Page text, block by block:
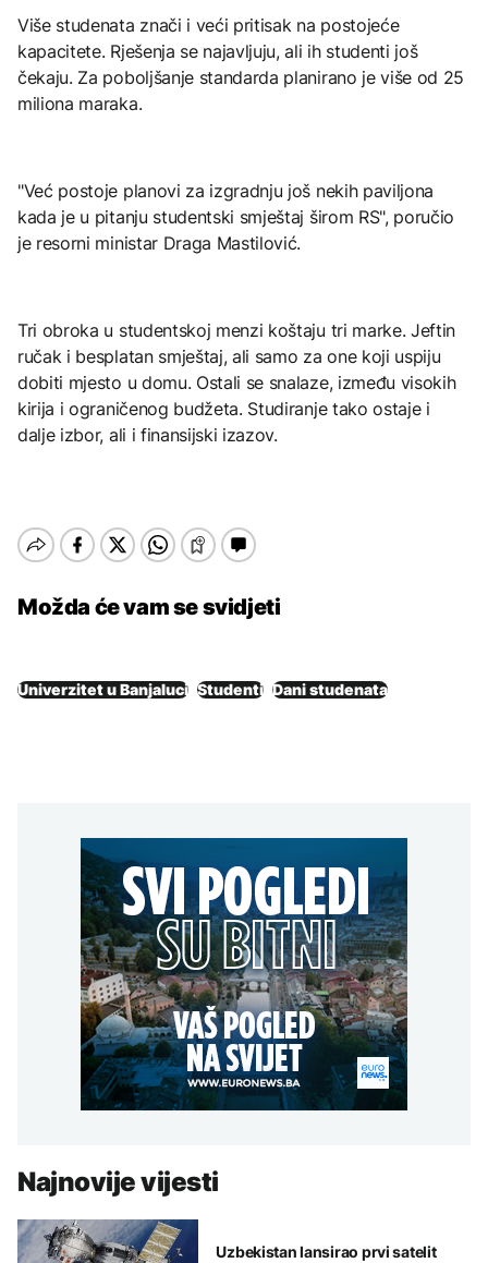
Više studenata znači i veći pritisak na postojeće
kapacitete. Rješenja se najavljuju, ali ih studenti još
čekaju. Za poboljšanje standarda planirano je više od 25
miliona maraka.
"Već postoje planovi za izgradnju još nekih paviljona
kada je u pitanju studentski smještaj širom RS", poručio
je resorni ministar Draga Mastilović.
Tri obroka u studentskoj menzi koštaju tri marke. Jeftin
ručak i besplatan smještaj, ali samo za one koji uspiju
dobiti mjesto u domu. Ostali se snalaze, između visokih
kirija i ograničenog budžeta. Studiranje tako ostaje i
dalje izbor, ali i finansijski izazov.
Možda će vam se svidjeti
Univerzitet u Banjaluci Studenti Dani studenata
Najnovije vijesti
Uzbekistan lansirao prvi satelit